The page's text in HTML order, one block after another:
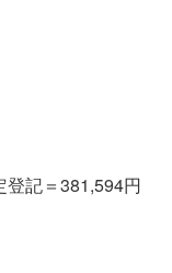
登記＝381,594円